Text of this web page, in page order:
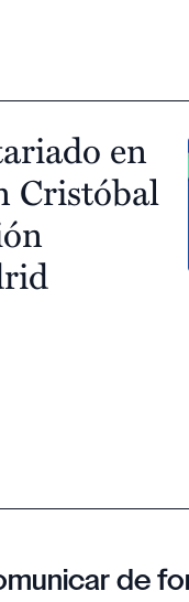
en
Cristóbal
de